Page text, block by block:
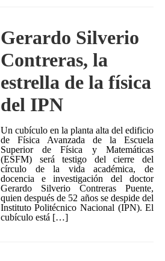
Gerardo Silverio
Contreras, la
estrella de la física
del IPN
Un cubículo en la planta alta del edificio
de Física Avanzada de la Escuela
Superior de Física y Matemáticas
(ESFM) será testigo del cierre del
círculo de la vida académica, de
docencia e investigación del doctor
Gerardo Silverio Contreras Puente,
quien después de 52 años se despide del
Instituto Politécnico Nacional (IPN). El
cubículo está […]